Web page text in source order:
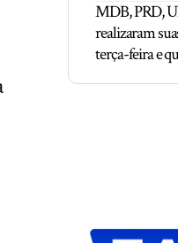
MDB, PRD,
realizaram
terça-feira e